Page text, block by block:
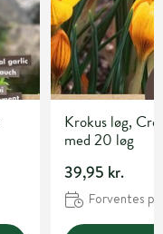
Krokus løg,
med 20 løg
39,95 kr.
Forventes